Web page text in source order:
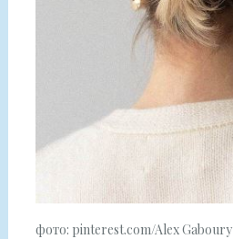
фото: pinterest.com/Alex Gaboury